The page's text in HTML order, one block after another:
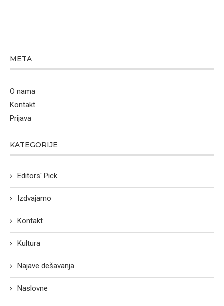
META
O nama
Kontakt
Prijava
KATEGORIJE
Editors' Pick
Izdvajamo
Kontakt
Kultura
Najave dešavanja
Naslovne